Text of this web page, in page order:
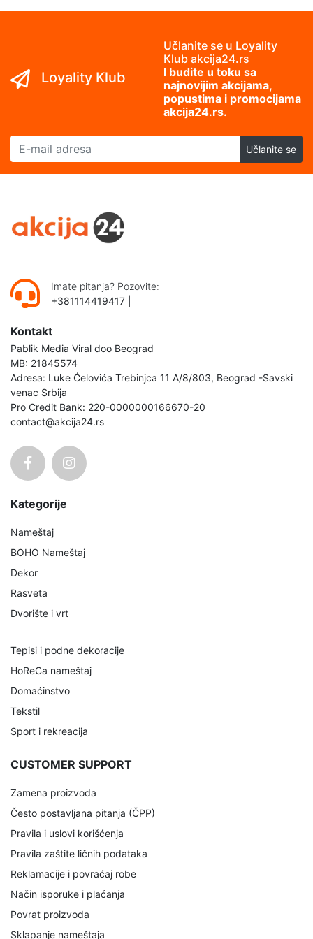
Loyality Klub
Učlanite se u Loyality
Klub akcija24.rs
I budite u toku sa
najnovijim akcijama,
popustima i promocijama
akcija24.rs.
E-mail adresa
Učlanite se
Imate pitanja? Pozovite:
+381114419417
Kontakt
Pablik Media Viral doo Beograd
MB: 21845574
Adresa: Luke Ćelovića Trebinjca 11 A/8/803, Beograd -Savski
venac Srbija
Pro Credit Bank: 220-0000000166670-20
contact@akcija24.rs
Kategorije
Nameštaj
BOHO Nameštaj
Dekor
Rasveta
Dvorište i vrt
Tepisi i podne dekoracije
HoReCa nameštaj
Domaćinstvo
Tekstil
Sport i rekreacija
CUSTOMER SUPPORT
Zamena proizvoda
Često postavljana pitanja (ČPP)
Pravila i uslovi korišćenja
Pravila zaštite ličnih podataka
Reklamacije i povraćaj robe
Način isporuke i plaćanja
Povrat proizvoda
Sklapanje nameštaja